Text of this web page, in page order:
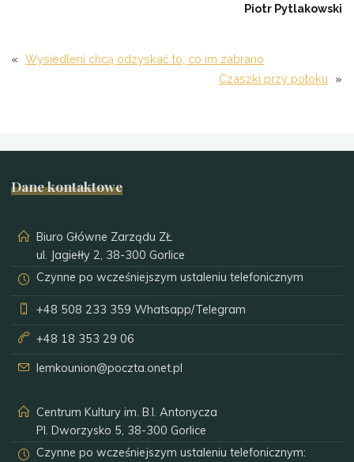
Piotr Pytlakowski
«
Wysiedleni chcą odzyskać to, co im zabrano
Czaszki przy potoku
»
Dane kontaktowe
Biuro Główne Zarządu ZŁ
ul. Jagiełły 2, 38-300 Gorlice
Czynne po wcześniejszym ustaleniu telefonicznym
+48 508 233 359 Whatsapp/Telegram
+48 18 353 29 06
lemkounion@poczta.onet.pl
Centrum Kultury im. B.I. Antonycza
Pl. Dworzysko 5, 38-300 Gorlice
Czynne po wcześniejszym ustaleniu telefonicznym: